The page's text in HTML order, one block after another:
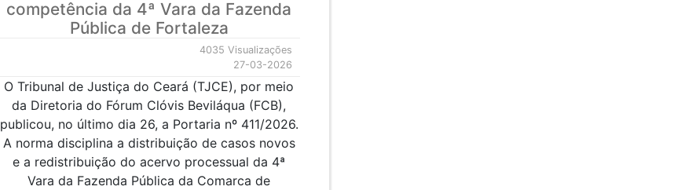
competência da 4ª Vara da Fazenda
Pública de Fortaleza
4035 Visualizações
27-03-2026
O Tribunal de Justiça do Ceará (TJCE), por meio
da Diretoria do Fórum Clóvis Beviláqua (FCB),
publicou, no último dia 26, a Portaria nº 411/2026.
A norma disciplina a distribuição de casos novos
e a redistribuição do acervo processual da 4ª
Vara da Fazenda Pública da Comarca de